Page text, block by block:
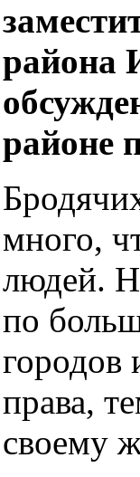
района
районе
много,
людей.
по
городов
права,
своему